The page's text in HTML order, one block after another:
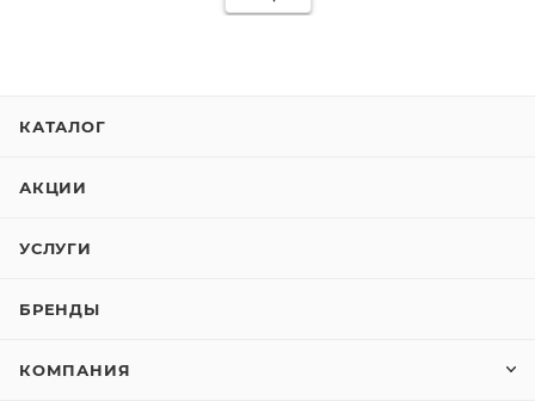
КАТАЛОГ
АКЦИИ
УСЛУГИ
БРЕНДЫ
КОМПАНИЯ